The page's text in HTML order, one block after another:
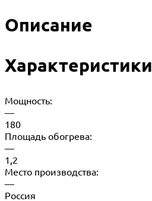
Описание
Характеристики
Мощность:
—
180
Площадь обогрева:
—
1,2
Место производства:
—
Россия